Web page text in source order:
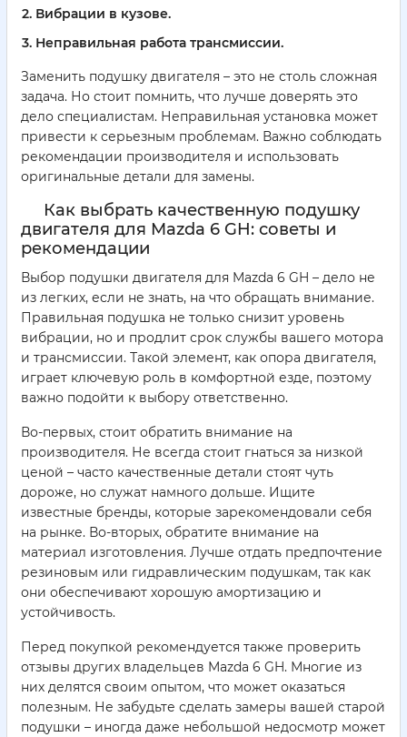
Вибрации в кузове.
Неправильная работа трансмиссии.
Заменить подушку двигателя – это не столь сложная
задача. Но стоит помнить, что лучше доверять это
дело специалистам. Неправильная установка может
привести к серьезным проблемам. Важно соблюдать
рекомендации производителя и использовать
оригинальные детали для замены.
Как выбрать качественную подушку
двигателя для Mazda 6 GH: советы и
рекомендации
Выбор подушки двигателя для Mazda 6 GH – дело не
из легких, если не знать, на что обращать внимание.
Правильная подушка не только снизит уровень
вибрации, но и продлит срок службы вашего мотора
и трансмиссии. Такой элемент, как опора двигателя,
играет ключевую роль в комфортной езде, поэтому
важно подойти к выбору ответственно.
Во-первых, стоит обратить внимание на
производителя. Не всегда стоит гнаться за низкой
ценой – часто качественные детали стоят чуть
дороже, но служат намного дольше. Ищите
известные бренды, которые зарекомендовали себя
на рынке. Во-вторых, обратите внимание на
материал изготовления. Лучше отдать предпочтение
резиновым или гидравлическим подушкам, так как
они обеспечивают хорошую амортизацию и
устойчивость.
Перед покупкой рекомендуется также проверить
отзывы других владельцев Mazda 6 GH. Многие из
них делятся своим опытом, что может оказаться
полезным. Не забудьте сделать замеры вашей старой
подушки – иногда даже небольшой недосмотр может